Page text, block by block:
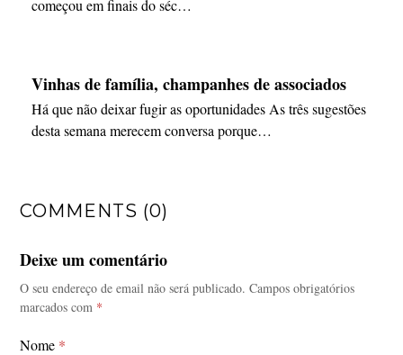
começou em finais do séc…
Vinhas de família, champanhes de associados
Há que não deixar fugir as oportunidades As três sugestões
desta semana merecem conversa porque…
COMMENTS (0)
Deixe um comentário
O seu endereço de email não será publicado. Campos obrigatórios
marcados com *
Nome *